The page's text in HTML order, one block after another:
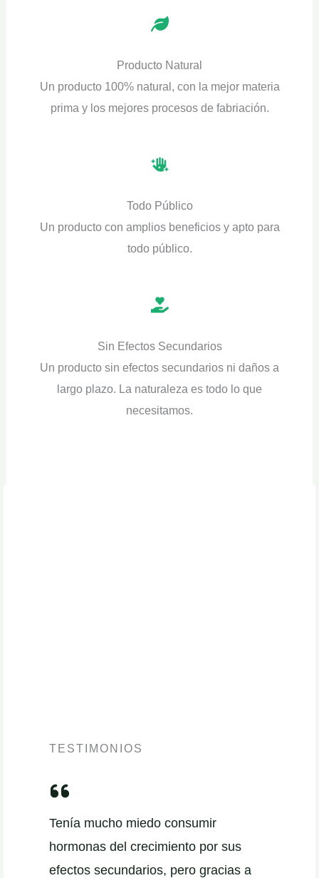
Producto Natural
Un producto 100% natural, con la mejor materia
prima y los mejores procesos de fabriación.
Todo Público
Un producto con amplios beneficios y apto para
todo público.
Sin Efectos Secundarios
Un producto sin efectos secundarios ni daños a
largo plazo. La naturaleza es todo lo que
necesitamos.
TESTIMONIOS
Tenía mucho miedo consumir
hormonas del crecimiento por sus
efectos secundarios, pero gracias a